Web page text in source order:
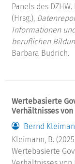
Panels des
(Hrsg.),
Informationen
beruflichen
Barbara Budrich.
Wertebasierte
Verhältnisses
Bernd
Kleimann, B.
Wertebasierte